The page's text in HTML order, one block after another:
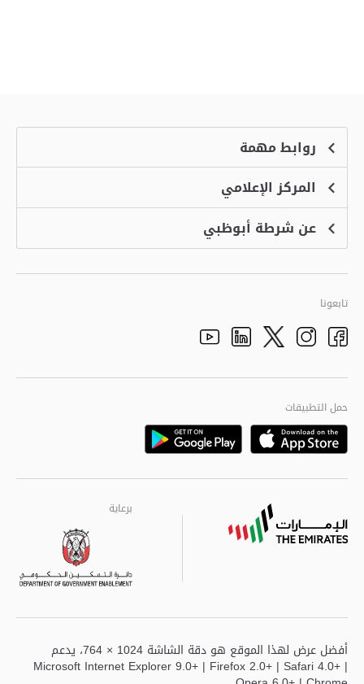
روابط مهمة
الشكاوى
منصة التوظيف الذكية
الاسئلة الشائعة
خدمة أمان
المركز الإعلامي
الأخبارعن شرطة أبوظبي
الرؤية والرسالة والقيم
تاريخ شرطة أبوظبي
adpolice centers locations
الهيكل التنظيمي
الجودة العالمية
مراكز خدمة أبوظبى
تابعونا
Facebook
Instagram
Twitter
Linkedin
Youtube
حمل التطبيقات
Google
Playstore
برعاية
برعاية
أفضل عرض لهذا الموقع هو دقة الشاشة 1024 × 764، يدعم
Microsoft Internet Explorer 9.0+ | Firefox 2.0+ | Safari 4.0+ |